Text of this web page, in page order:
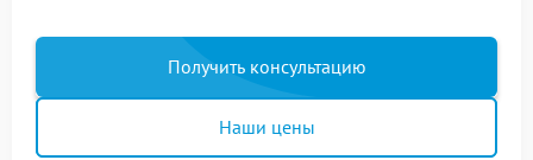
Получить консультацию
Наши цены